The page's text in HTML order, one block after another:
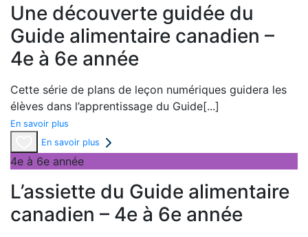
Une découverte guidée du
Guide alimentaire canadien –
4e à 6e année
Cette série de plans de leçon numériques guidera les
élèves dans l’apprentissage du Guide[...]
En savoir plus
En savoir plus
4e à 6e année
L’assiette du Guide alimentaire
canadien – 4e à 6e année